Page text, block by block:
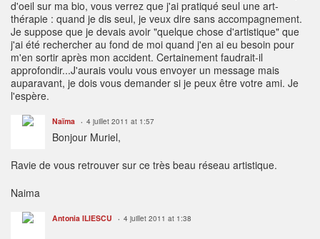
d'oeil sur ma bio, vous verrez que j'ai pratiqué seul une art-
thérapie : quand je dis seul, je veux dire sans accompagnement.
Je suppose que je devais avoir "quelque chose d'artistique" que
j'ai été rechercher au fond de moi quand j'en ai eu besoin pour
m'en sortir après mon accident. Certainement faudrait-il
approfondir...J'aurais voulu vous envoyer un message mais
auparavant, je dois vous demander si je peux être votre ami. Je
l'espère.
Naïma 4 juillet 2011 at 1:57
Bonjour Muriel,
Ravie de vous retrouver sur ce très beau réseau artistique.
Naima
Antonia ILIESCU 4 juillet 2011 at 1:38